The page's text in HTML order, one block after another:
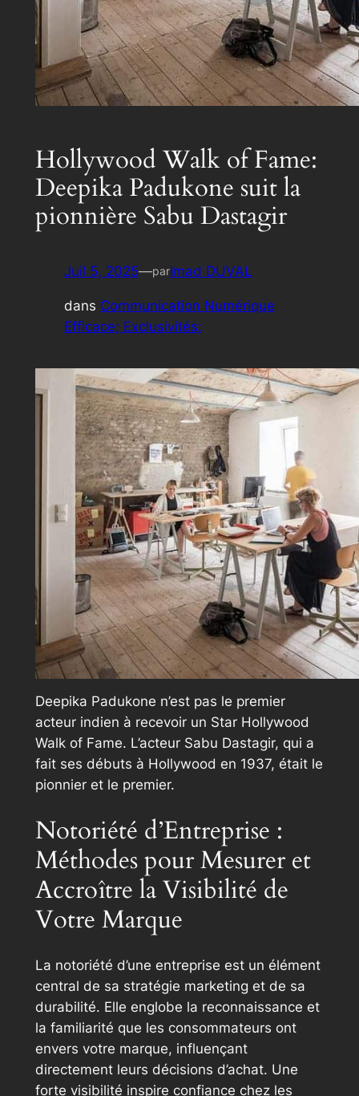
Hollywood Walk of Fame:
Deepika Padukone suit la
pionnière Sabu Dastagir
Juil 5, 2025—parImad DUVAL
dans Communication Numérique
Efficace; Exclusivités:
Deepika Padukone n’est pas le premier
acteur indien à recevoir un Star Hollywood
Walk of Fame. L’acteur Sabu Dastagir, qui a
fait ses débuts à Hollywood en 1937, était le
pionnier et le premier.
Notoriété d’Entreprise :
Méthodes pour Mesurer et
Accroître la Visibilité de
Votre Marque
La notoriété d’une entreprise est un élément
central de sa stratégie marketing et de sa
durabilité. Elle englobe la reconnaissance et
la familiarité que les consommateurs ont
envers votre marque, influençant
directement leurs décisions d’achat. Une
forte visibilité inspire confiance chez les